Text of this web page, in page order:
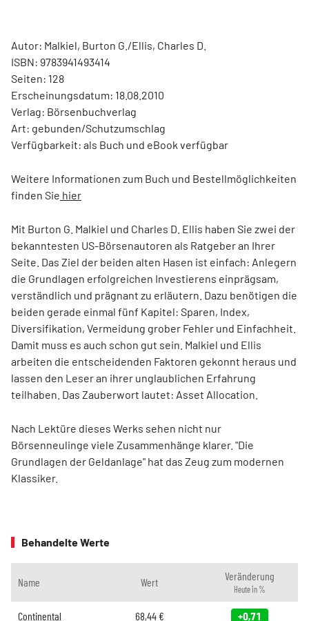
Autor: Malkiel, Burton G./Ellis, Charles D.
ISBN: 9783941493414
Seiten: 128
Erscheinungsdatum: 18.08.2010
Verlag: Börsenbuchverlag
Art: gebunden/Schutzumschlag
Verfügbarkeit: als Buch und eBook verfügbar
Weitere Informationen zum Buch und Bestellmöglichkeiten
finden Sie hier
Mit Burton G. Malkiel und Charles D. Ellis haben Sie zwei der
bekanntesten US-Börsenautoren als Ratgeber an Ihrer
Seite. Das Ziel der beiden alten Hasen ist einfach: Anlegern
die Grundlagen erfolgreichen Investierens einprägsam,
verständlich und prägnant zu erläutern. Dazu benötigen die
beiden gerade einmal fünf Kapitel: Sparen, Index,
Diversifikation, Vermeidung grober Fehler und Einfachheit.
Damit muss es auch schon gut sein. Malkiel und Ellis
arbeiten die entscheidenden Faktoren gekonnt heraus und
lassen den Leser an ihrer unglaublichen Erfahrung
teilhaben. Das Zauberwort lautet: Asset Allocation.
Nach Lektüre dieses Werks sehen nicht nur
Börsenneulinge viele Zusammenhänge klarer. "Die
Grundlagen der Geldanlage" hat das Zeug zum modernen
Klassiker.
Behandelte Werte
Name Wert Veränderung
Heute in %
Continental 68,44€ +0,71